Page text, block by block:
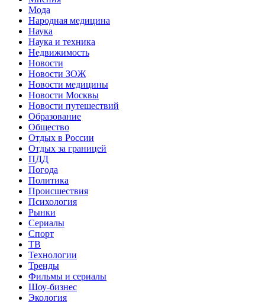
Мода
Народная медицина
Наука
Наука и техника
Недвижимость
Новости
Новости ЗОЖ
Новости медицины
Новости Москвы
Новости путешествий
Образование
Общество
Отдых в России
Отдых за границей
ПДД
Погода
Политика
Происшествия
Психология
Рынки
Сериалы
Спорт
ТВ
Технологии
Тренды
Фильмы и сериалы
Шоу-бизнес
Экология